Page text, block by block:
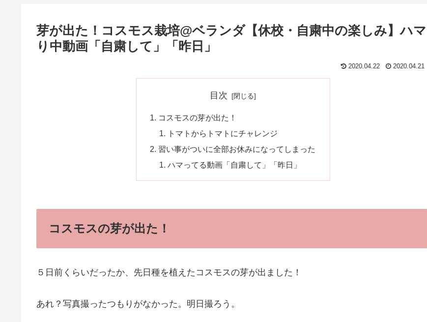
芽が出た！コスモス栽培@ベランダ【休校・自粛中の楽しみ】ハマ
り中動画「自粛して」「昨日」
2020.04.22 2020.04.21
目次
コスモスの芽が出た！
トマトからトマトにチャレンジ
習い事がついに全部お休みになってしまった
ハマってる動画「自粛して」「昨日」
コスモスの芽が出た！
５日前くらいだったか、先日種を植えたコスモスの芽が出ました！
あれ？写真撮ったつもりがなかった。明日撮ろう。